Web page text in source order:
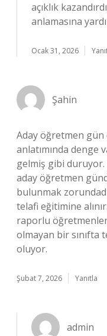
açıklık
anlamasına
Ocak 31, 2026
Şahin
Aday öğretmen gün
anlatımında denge
gelmiş gibi
aday öğretmen
bulunmak
telafi eğitimine
raporlu
olmayan bir sınıfta
oluyor.
Şubat 7, 2026 Yanıtla
admin